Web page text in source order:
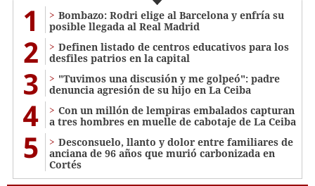
1
Bombazo: Rodri elige al Barcelona y enfría su
posible llegada al Real Madrid
2
Definen listado de centros educativos para los
desfiles patrios en la capital
3
"Tuvimos una discusión y me golpeó": padre
denuncia agresión de su hijo en La Ceiba
4
Con un millón de lempiras embalados capturan
a tres hombres en muelle de cabotaje de La Ceiba
5
​​​​Desconsuelo, llanto y dolor entre familiares de
anciana de 96 años que murió carbonizada en
Cortés